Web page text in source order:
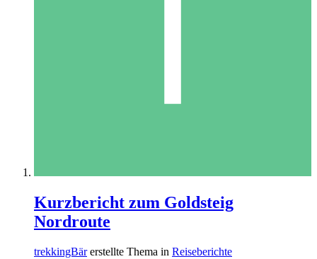
Kurzbericht zum Goldsteig
Nordroute
trekkingBärerstellte Thema in Reiseberichte